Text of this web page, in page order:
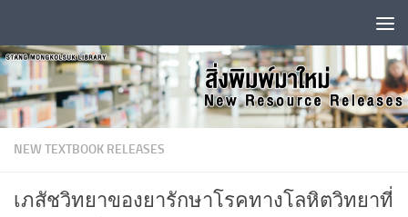
NEW TEXTBOOK RELEASES
เภสัชวิทยาของยารักษาโรคทางโลหิตวิทยาที่